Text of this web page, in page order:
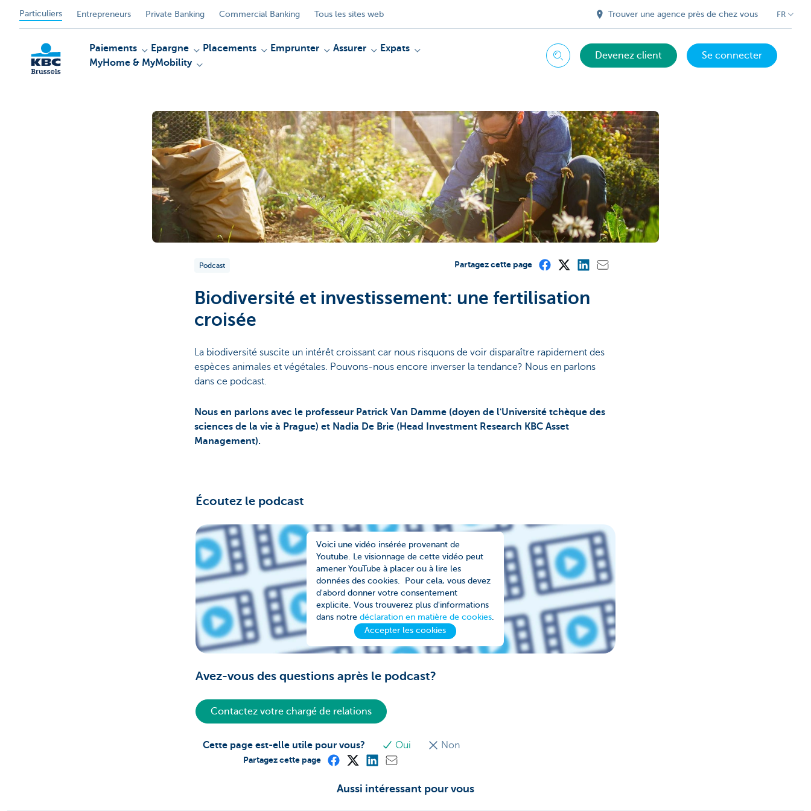
Particuliers Entrepreneurs Private Banking Commercial Banking Tous les sites web Trouver une agence près de chez vous FR
Paiements Epargne Placements Emprunter Assurer
Expats
MyHome & MyMobility
ChercherDevenez client Se connecter
Podcast Partagez cette page
Biodiversité et investissement: une fertilisation
croisée
La biodiversité suscite un intérêt croissant car nous risquons de voir disparaître rapidement des
espèces animales et végétales. Pouvons-nous encore inverser la tendance? Nous en parlons
dans ce podcast.
Nous en parlons avec le professeur Patrick Van Damme (doyen de l'Université tchèque des
sciences de la vie à Prague) et Nadia De Brie (Head Investment Research KBC Asset
Management).
Écoutez le podcast
Voici une vidéo insérée provenant de
Youtube. Le visionnage de cette vidéo peut
amener YouTube à placer ou à lire les
données des cookies. Pour cela, vous devez
d'abord donner votre consentement
explicite. Vous trouverez plus d'informations
dans notredéclaration en matière de cookies.
Accepter les cookies
Avez-vous des questions après le podcast?
Contactez votre chargé de relations
Cette page est-elle utile pour vous? Oui Non
Partagez cette page
Aussi intéressant pour vous